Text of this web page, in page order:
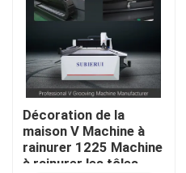
la machine
la commande numérique
Décoration de la
maison V Machine à
rainurer 1225 Machine
à rainurer les tôles